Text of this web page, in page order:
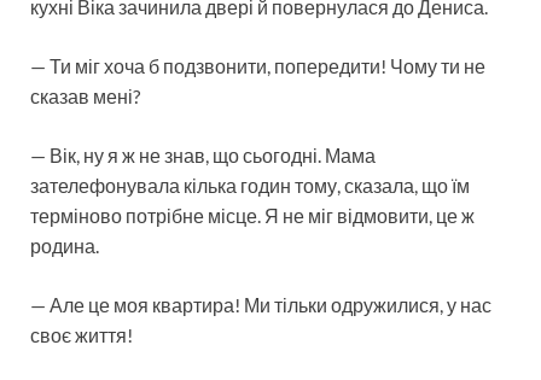
кухні Віка зачинила двері й повернулася до Дениса.
— Ти міг хоча б подзвонити, попередити! Чому ти не
сказав мені?
— Вік, ну я ж не знав, що сьогодні. Мама
зателефонувала кілька годин тому, сказала, що їм
терміново потрібне місце. Я не міг відмовити, це ж
родина.
— Але це моя квартира! Ми тільки одружилися, у нас
своє життя!